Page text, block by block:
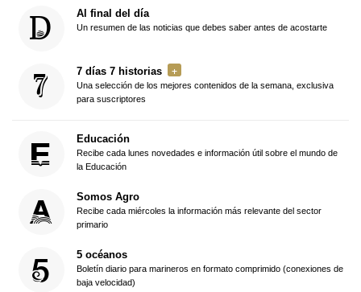
Al final del día
Un resumen de las noticias que debes saber antes de acostarte
7 días 7 historias
Una selección de los mejores contenidos de la semana, exclusiva
para suscriptores
Educación
Recibe cada lunes novedades e información útil sobre el mundo de
la Educación
Somos Agro
Recibe cada miércoles la información más relevante del sector
primario
5 océanos
Boletín diario para marineros en formato comprimido (conexiones de
baja velocidad)